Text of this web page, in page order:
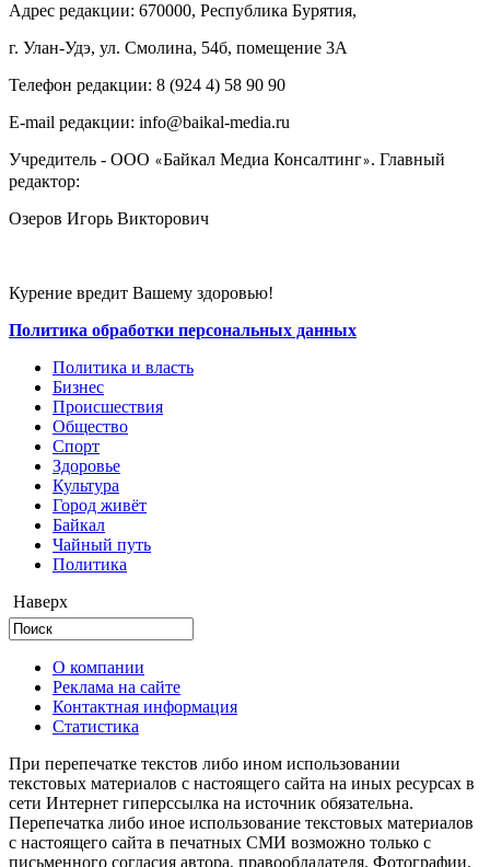
Адрес редакции: 670000, Республика Бурятия,
г. Улан-Удэ, ул. Смолина, 54б, помещение 3А
Телефон редакции: ‎‎8 (924 4) 58 90 90
E-mail редакции: info@baikal-media.ru
Учредитель - ООО «Байкал Медиа Консалтинг». Главный
редактор:
Озеров Игорь Викторович
Курение вредит Вашему здоровью!
Политика обработки персональных данных
Политика и власть
Бизнес
Происшествия
Общество
Cпорт
Здоровье
Культура
Город живёт
Байкал
Чайный путь
Политика
Наверх
О компании
Реклама на сайте
Контактная информация
Статистика
При перепечатке текстов либо ином использовании
текстовых материалов с настоящего сайта на иных ресурсах в
сети Интернет гиперссылка на источник обязательна.
Перепечатка либо иное использование текстовых материалов
с настоящего сайта в печатных СМИ возможно только с
письменного согласия автора, правообладателя. Фотографии,